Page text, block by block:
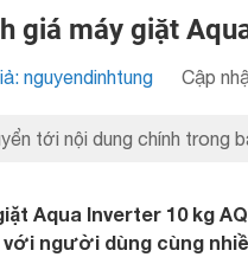
giá máy giặt
nguyendinhtung Cập
tới nội dung chính trong
Aqua Inverter 10 kg
người dùng cùng